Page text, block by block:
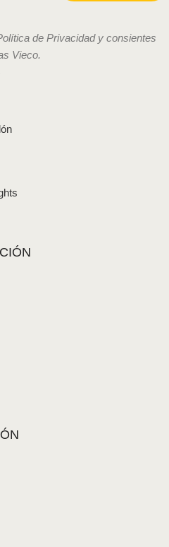
de Privacidad y consientes
Vieco.